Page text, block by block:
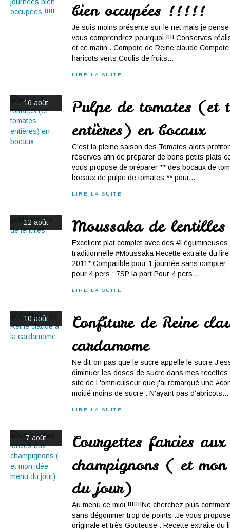
bien occupées !!!!!
Je suis moins présente sur le net mais je
vous comprendrez pourquoi !!!! Conserves
et ce matin . Compote de Reine claude
haricots verts Coulis de fruits...
LIRE LA SUITE
16 août
Pulpe de tomates (et
entières) en bocaux
C'est la pleine saison des Tomates alors
réserves afin de préparer de bons petits plats
vous propose de préparer ** des bocaux de
bocaux de pulpe de tomates ** pour...
LIRE LA SUITE
12 août Moussaka de lentilles
Excellent plat complet avec des
traditionnelle #Moussaka Recette extraite du
2011* Compatible pour 1 journée sans compter
pour 4 pers ; 7SP la part Pour 4 pers...
LIRE LA SUITE
10 août
Confiture de Reine
cardamome
Ne dit-on pas que le sucre appelle le sucre
diminuer les doses de sucre dans mes
site de L'omnicuiseur que j'ai remarqué une
moitié moins de sucre . N'ayant pas d'abricots...
LIRE LA SUITE
7 août
Courgettes farcies aux
champignons ( et mon
du jour)
Au menu ce midi !!!!!!!Ne cherchez plus
sans dégommer trop de points .Je vous
originale et très Gouteuse . Recette extraite du